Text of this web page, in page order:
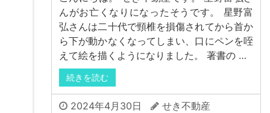
んがお亡くなりになったそうです。 星野富
弘さんは二十代で頸椎を損傷されてから首か
ら下が動かなくなってしまい、口にペンを咥
えて絵を描くようになりました。 著書の …
続きを読む
2024年4月30日
せき不動産